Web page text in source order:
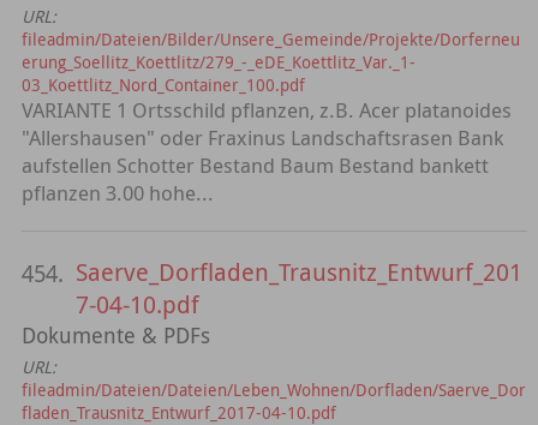
URL:
fileadmin/Dateien/Bilder/Unsere_Gemeinde/Projekte/Dorferneu
erung_Soellitz_Koettlitz/279_-_eDE_Koettlitz_Var._1-
03_Koettlitz_Nord_Container_100.pdf
VARIANTE 1 Ortsschild pflanzen, z.B. Acer platanoides
"Allershausen" oder Fraxinus Landschaftsrasen Bank
aufstellen Schotter Bestand Baum Bestand bankett
pflanzen 3.00 hohe...
454. Saerve_Dorfladen_Trausnitz_Entwurf_201
7-04-10.pdf
Dokumente & PDFs
URL:
fileadmin/Dateien/Dateien/Leben_Wohnen/Dorfladen/Saerve_Dor
fladen_Trausnitz_Entwurf_2017-04-10.pdf